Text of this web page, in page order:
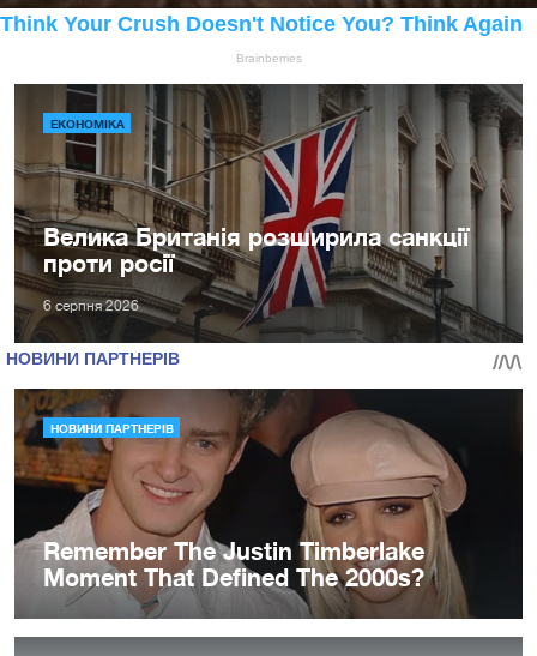
ЕКОНОМІКА
Велика Британія розширила санкції
проти росії
6 серпня 2026